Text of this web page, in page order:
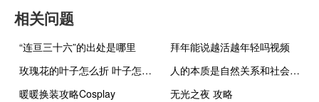
相关问题
“连亘三十六”的出处是哪里
拜年能说越活越年轻吗视频
玫瑰花的叶子怎么折 叶子怎么折
人的本质是自然关系和社会关系的总和
暖暖换装攻略Cosplay
无光之夜 攻略